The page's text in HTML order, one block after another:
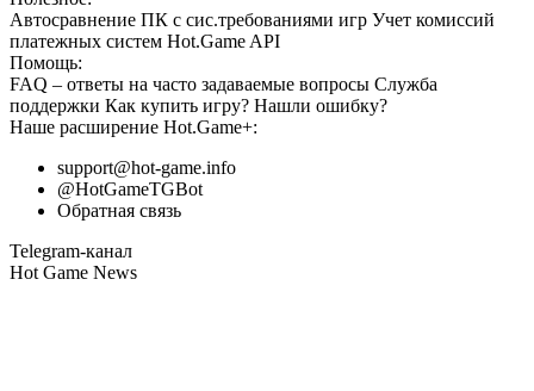
Автосравнение ПК с сис.требованиями игр Учет комиссий
платежных систем Hot.Game API
Помощь:
FAQ – ответы на часто задаваемые вопросы Служба
поддержки Как купить игру? Нашли ошибку?
Наше расширение Hot.Game+:
support@hot-game.info
@HotGameTGBot
Обратная связь
Telegram-канал
Hot Game News